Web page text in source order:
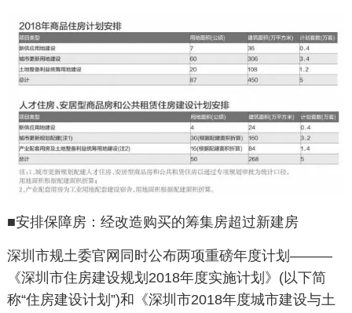
■安排保障房：经改造购买的筹集房超过新建房
深圳市规土委官网同时公布两项重磅年度计划———
《深圳市住房建设规划 2018年度实施计划》 (以下简
称“住房建设计划”)和《深圳市2018年度城市建设与土